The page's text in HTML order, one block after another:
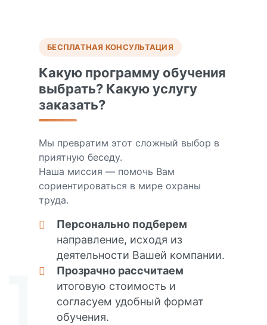
БЕСПЛАТНАЯ КОНСУЛЬТАЦИЯ
Какую программу обучения
выбрать? Какую услугу
заказать?
Мы превратим этот сложный выбор в
приятную беседу.
Наша миссия — помочь Вам
сориентироваться в мире охраны
труда.
Персонально подберем
направление, исходя из
деятельности Вашей компании.
Прозрачно рассчитаем
итоговую стоимость и
согласуем удобный формат
обучения.